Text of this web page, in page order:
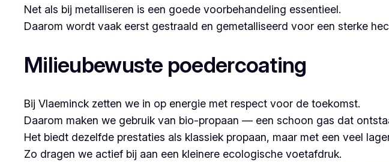
Net als bij metalliseren is een goede voorbehandeling essentieel.
Daarom wordt vaak eerst gestraald en gemetalliseerd voor een sterke
Milieubewuste poedercoating
Bij Vlaeminck zetten we in op energie met respect voor de toekomst.
Daarom maken we gebruik van bio-propaan — een schoon gas dat
Het biedt dezelfde prestaties als klassiek propaan, maar met een veel
Zo dragen we actief bij aan een kleinere ecologische voetafdruk.